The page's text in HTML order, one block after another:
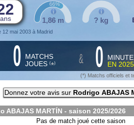
ans
12 mai 2003 à Madrid
1,86 m
66%
? kg
0 MATCHS
JOUES (*) & 0
EN
(*) Matchs officiels et
Donnez votre avis sur Rodrigo ABAJAS
ABAJAS MARTÍN - saison 2025/2026
Pas de match joué cette saison